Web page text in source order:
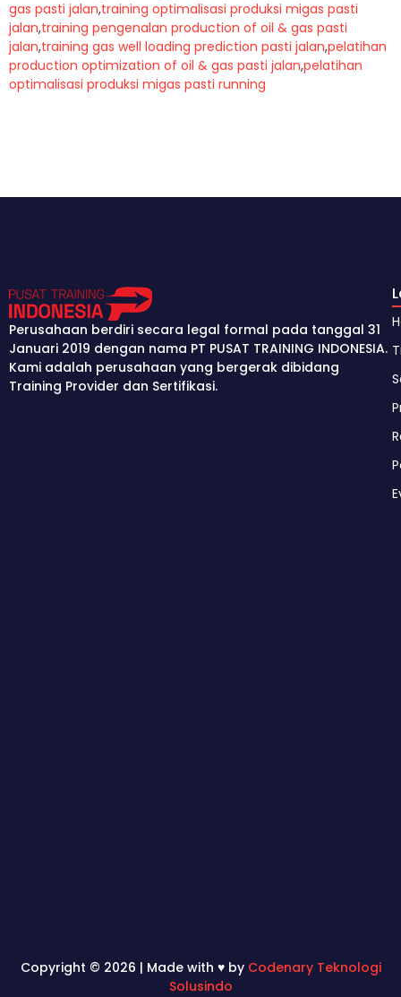
gas pasti jalan,training optimalisasi produksi migas pasti
jalan,training pengenalan production of oil & gas pasti
jalan,training gas well loading prediction pasti jalan,pelatihan
production optimization of oil & gas pasti jalan,pelatihan
optimalisasi produksi migas pasti running
Perusahaan berdiri secara legal formal pada tanggal 31
Januari 2019 dengan nama PT PUSAT TRAINING INDONESIA.
Kami adalah perusahaan yang bergerak dibidang
Training Provider dan Sertifikasi.
Copyright © 2026 | Made with ♥ by Codenary Teknologi
Solusindo